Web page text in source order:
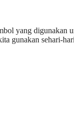
yang digunakan
gunakan sehari-